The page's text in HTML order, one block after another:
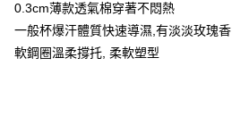
Plus PAY
0.3cm薄款透氣棉穿著不悶熱
一般杯爆汗體質快速導濕,有淡淡玫瑰香
軟鋼圈溫柔撐托, 柔軟塑型